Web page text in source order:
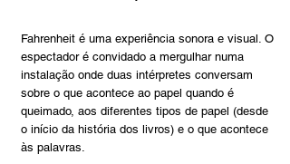
Fahrenheit é uma experiência sonora e visual. O
espectador é convidado a mergulhar numa
instalação onde duas intérpretes conversam
sobre o que acontece ao papel quando é
queimado, aos diferentes tipos de papel (desde
o início da história dos livros) e o que acontece
às palavras.